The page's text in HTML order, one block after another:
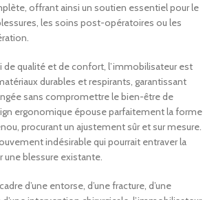
offrant ainsi un soutien essentiel pour le
les soins post-opératoires ou les
de qualité et de confort, l’immobilisateur est
durables et respirants, garantissant
sans compromettre le bien-être de
ergonomique épouse parfaitement la forme
procurant un ajustement sûr et sur mesure.
indésirable qui pourrait entraver la
une blessure existante.
d’une entorse, d’une fracture, d’une